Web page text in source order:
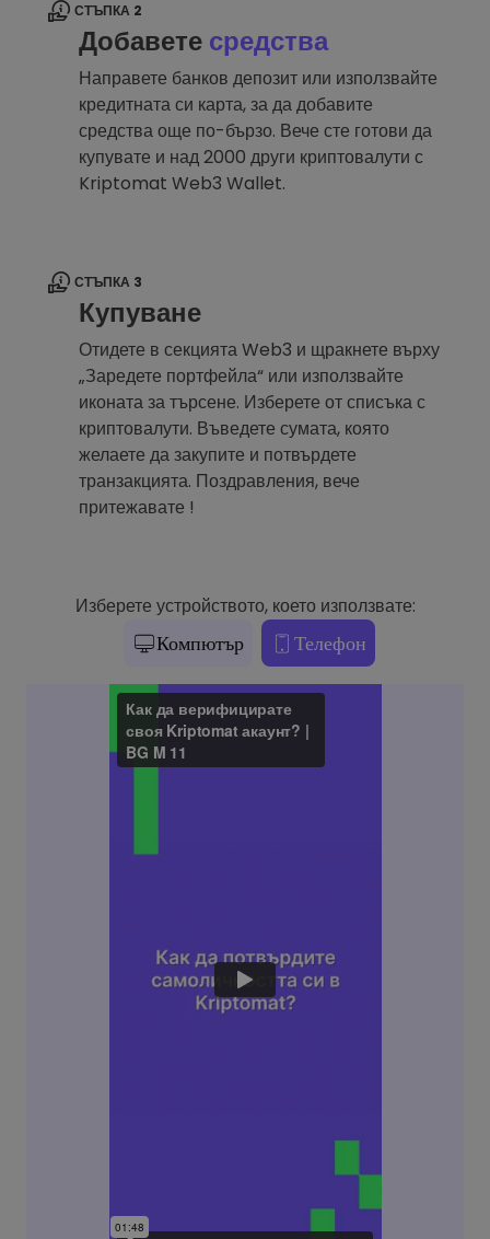
СТЪПКА 2
Добавете средства
Направете банков депозит или използвайте
кредитната си карта, за да добавите
средства още по-бързо. Вече сте готови да
купувате и над 2000 други криптовалути с
Kriptomat Web3 Wallet.
СТЪПКА 3
Купуване
Отидете в секцията Web3 и щракнете върху
„Заредете портфейла“ или използвайте
иконата за търсене. Изберете от списъка с
криптовалути. Въведете сумата, която
желаете да закупите и потвърдете
транзакцията. Поздравления, вече
притежавате !
Изберете устройството, което използвате:
Компютър Телефон